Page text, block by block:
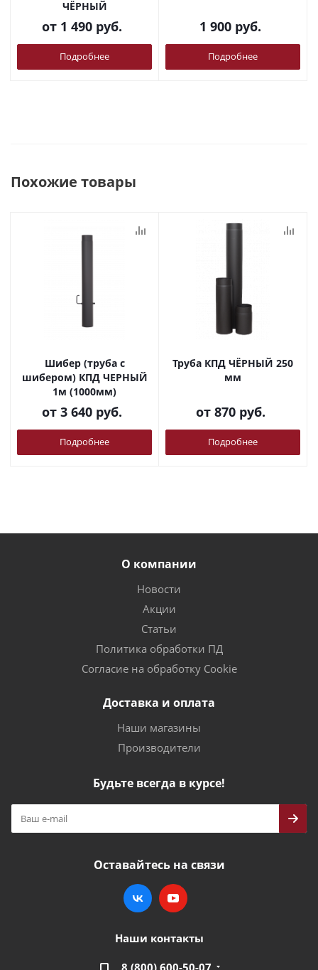
ЧЁРНЫЙ
от 1 490 руб.
Подробнее
1 900 руб.
Подробнее
Похожие товары
Шибер (труба с
шибером) КПД ЧЕРНЫЙ
1м (1000мм)
от 3 640 руб.
Подробнее
Труба КПД ЧЁРНЫЙ 250
мм
от 870 руб.
Подробнее
О компании
Новости
Акции
Статьи
Политика обработки ПД
Согласие на обработку Cookie
Доставка и оплата
Наши магазины
Производители
Будьте всегда в курсе!
Оставайтесь на связи
Наши контакты
8 (800) 600-50-07